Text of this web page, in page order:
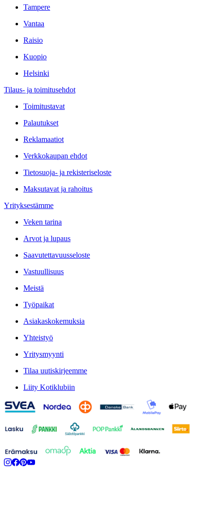
Tampere
Vantaa
Raisio
Kuopio
Helsinki
Tilaus- ja toimitusehdot
Toimitustavat
Palautukset
Reklamaatiot
Verkkokaupan ehdot
Tietosuoja- ja rekisteriseloste
Maksutavat ja rahoitus
Yrityksestämme
Veken tarina
Arvot ja lupaus
Saavutettavuusseloste
Vastuullisuus
Meistä
Työpaikat
Asiakaskokemuksia
Yhteistyö
Yritysmyynti
Tilaa uutiskirjeemme
Liity Kotiklubiin